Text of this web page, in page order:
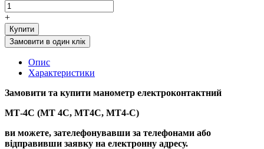
+
Купити
Замовити в один клік
Опис
Характеристики
Замовити та купити манометр електроконтактний
МТ-4С (МТ 4С, МТ4С, МТ4-С)
ви можете, зателефонувавши за телефонами або
відправивши заявку на електронну адресу.